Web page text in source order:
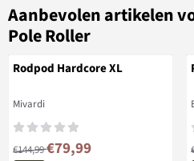
Aanbevolen artikelen
Pole Roller
Rodpod Hardcore XL
Merk:
Mivardi
Van 144,99 voor 79,99
€144,99€79,99